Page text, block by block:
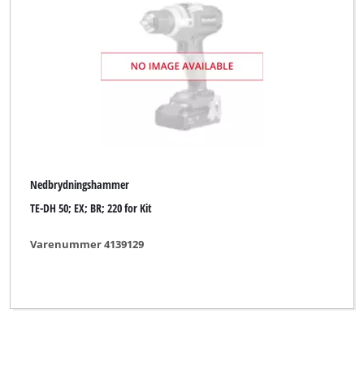
Nedbrydningshammer
TE-DH 50; EX; BR; 220 for Kit
Varenummer 4139129